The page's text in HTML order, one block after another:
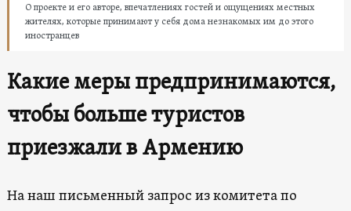
О проекте и его авторе, впечатлениях гостей и ощущениях местных
жителях, которые принимают у себя дома незнакомых им до этого
иностранцев
Какие меры предпринимаются,
чтобы больше туристов
приезжали в Армению
На наш письменный запрос из комитета по